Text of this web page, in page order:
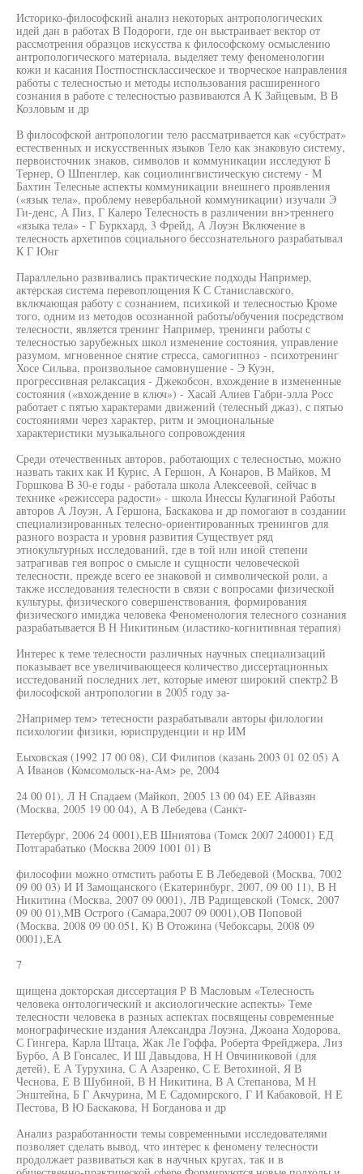
Историко-философский анализ некоторых антропологических
идей дан в работах В Подороги, где он выстраивает вектор от
рассмотрения образцов искусства к философскому осмыслению
антропологического материала, выделяет тему феноменологии
кожи и касания Постпостнсклассическое и творческое направления
работы с телесностью и методы использования расширенного
сознания в работе с телесностью развиваются А К Зайцевым, В В
Козловым и др
В философской антропологии тело рассматривается как «субстрат»
естественных и искусственных языков Тело как знаковую систему,
первоисточник знаков, символов и коммуникации исследуют Б
Тернер, О Шпенглер, как социолингвистическую систему - М
Бахтин Телесные аспекты коммуникации внешнего проявления
(«язык тела», проблему невербальной коммуникации) изучали Э
Ги-денс, А Пиз, Г Калеро Телесность в различении вн>треннего
«языка тела» - Г Буркхард, 3 Фрейд, А Лоуэн Включение в
телесность архетипов социального бессознательного разрабатывал
К Г Юнг
Параллельно развивались практические подходы Например,
актерская система перевоплощения К С Станиславского,
включающая работу с сознанием, психикой и телесностью Кроме
того, одним из методов осознанной работы/обучения посредством
телесности, является тренинг Например, тренинги работы с
телесностью зарубежных школ изменение состояния, управление
разумом, мгновенное снятие стресса, самогипноз - психотренинг
Хосе Сильва, произвольное самовнушение - Э Куэн,
прогрессивная релаксация - Джекобсон, вхождение в измененные
состояния («вхождение в ключ») - Хасай Алиев Габри-элла Росс
работает с пятью характерами движений (телесный джаз), с пятью
состояниями через характер, ритм и эмоциональные
характеристики музыкального сопровождения
Среди отечественных авторов, работающих с телесностью, можно
назвать таких как И Курис, А Гершон, А Конаров, В Майков, М
Горшкова В 30-е годы - работала школа Алексеевой, сейчас в
технике «режиссера радости» - школа Инессы Кулагиной Работы
авторов А Лоуэн, А Гершона, Баскакова и др помогают в создании
специализированных телесно-ориентированных тренингов для
разного возраста и уровня развития Существует ряд
этнокультурных исследований, где в той или иной степени
затрагивав гея вопрос о смысле и сущности человеческой
телесности, прежде всего ее знаковой и символической роли, а
также исследования телесности в связи с вопросами физической
культуры, физического совершенствования, формирования
физического имиджа человека Феноменология телесного сознания
разрабатывается В Н Никитиным (иластико-когнитивная терапия)
Интерес к теме телесности различных научных специализаций
показывает все увеличивающееся количество диссертационных
исстедований последних лет, которые имеют широкий спектр2 В
философской антропологии в 2005 году за-
2Например тем> тетесности разрабатывали авторы филологии
психологии физики, юриспруденции и нр ИМ
Еыховская (1992 17 00 08), СИ Филипов (казань 2003 01 02 05) А
А Иванов (Комсомольск-на-Ам> ре, 2004
24 00 01), Л Н Спадаем (Майкоп, 2005 13 00 04) ЕЕ Айвазян
(Москва, 2005 19 00 04), А В Лебедева (Санкт-
Петербург, 2006 24 0001),ЕВ Шниятова (Томск 2007 240001) ЕД
Потгарабатько (Москва 2009 1001 01) В
философии можно отмстить работы Е В Лебедевой (Москва, 7002
09 00 03) И И Замощанского (Екатеринбург, 2007, 09 00 11), В Н
Никитина (Москва, 2007 09 0001), ЛВ Радищевской (Томск, 2007
09 00 01),MB Острого (Самара,2007 09 0001),OB Поповой
(Москва, 2008 09 00 051, К) В Отожина (Чебоксары, 2008 09
0001),ЕА
7
щищена докторская диссертация Р В Масловым «Телесность
человека онтологический и аксиологические аспекты» Теме
телесности человека в разных аспектах посвящены современные
монографические издания Александра Лоуэна, Джоана Ходорова,
С Гингера, Карла Штаца, Жак Ле Гоффа, Роберта Фрейджера, Лиз
Бурбо, А В Гонсалес, И Ш Давыдова, Н Н Овчиниковой (для
детей), Е А Турухина, С А Азаренко, С Е Ветохиной, Я В
Чеснова, Е В Шубиной, В Н Никитина, В А Степанова, М Н
Энштейна, Б Г Акчурина, М Е Садомирского, Г И Кабаковой, Н Е
Пестова, В Ю Баскакова, Н Богданова и др
Анализ разработанности темы современными исследователями
позволяет сделать вывод, что интерес к феномену телесности
продолжает развиваться как в научных кругах, так и в